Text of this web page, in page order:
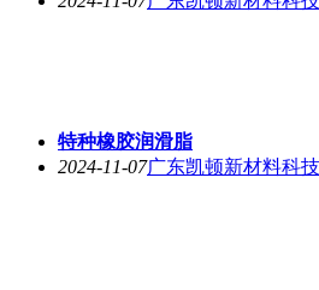
特种橡胶润滑脂
2024-11-07广东凯顿新材料科